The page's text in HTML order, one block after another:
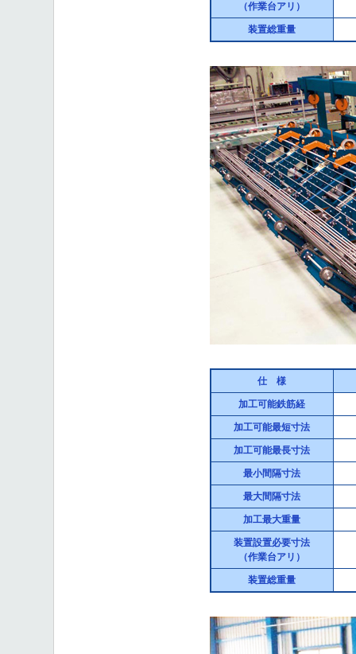
（作業台アリ）
装置総重量
仕 様
加工可能鉄筋経
加工可能最短寸法
加工可能最長寸法
最小間隔寸法
最大間隔寸法
加工最大重量
装置設置必要寸法
（作業台アリ）
装置総重量